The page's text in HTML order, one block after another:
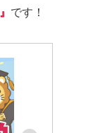
です！